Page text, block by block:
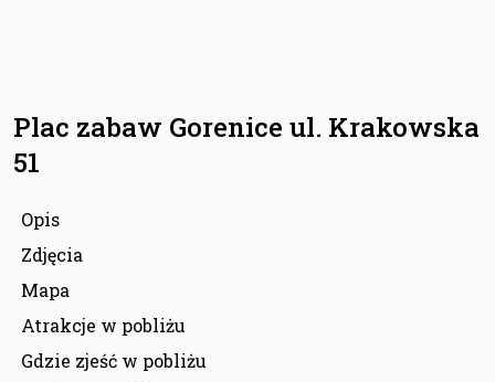
Plac zabaw Gorenice ul. Krakowska
51
Opis
Zdjęcia
Mapa
Atrakcje w pobliżu
Gdzie zjeść w pobliżu